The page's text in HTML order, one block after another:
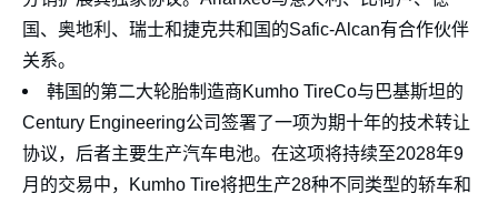
国、奥地利、瑞士和捷克共和国的Safic-Alcan有合作伙伴
关系。
韩国的第二大轮胎制造商Kumho TireCo与巴基斯坦的
Century Engineering公司签署了一项为期十年的技术转让
协议，后者主要生产汽车电池。在这项将持续至2028年9
月的交易中，Kumho Tire将把生产28种不同类型的轿车和